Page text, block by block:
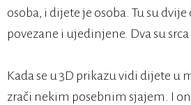
osoba, i dijete je osoba. Tu su
povezane i ujedinjene. Dva su
Kada se u 3D prikazu vidi dijete u
zrači nekim posebnim sjajem. I